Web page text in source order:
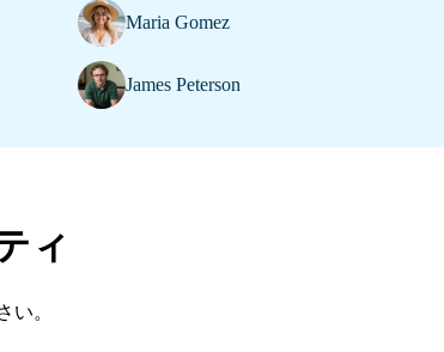
Maria Gomez
James Peterson
ィ
い。